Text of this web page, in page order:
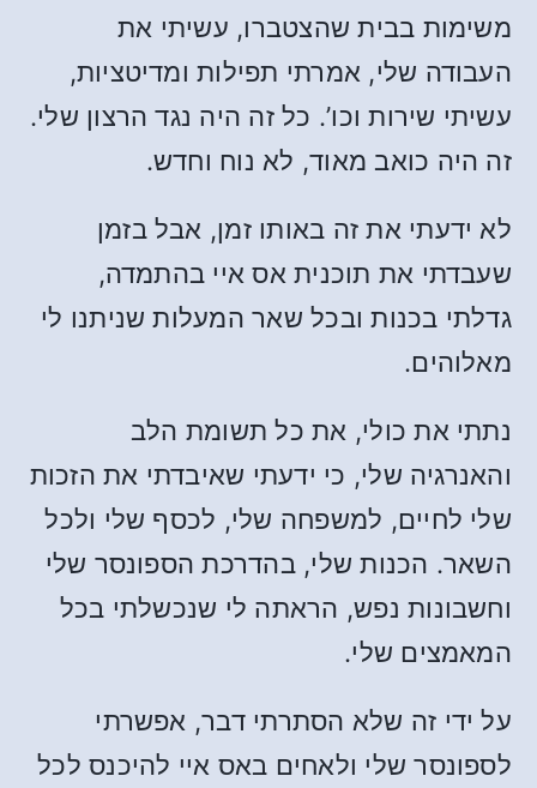
משימות בבית שהצטברו, עשיתי את
העבודה שלי, אמרתי תפילות ומדיטציות,
עשיתי שירות וכו’. כל זה היה נגד הרצון שלי.
זה היה כואב מאוד, לא נוח וחדש.
לא ידעתי את זה באותו זמן, אבל בזמן
שעבדתי את תוכנית אס איי בהתמדה,
גדלתי בכנות ובכל שאר המעלות שניתנו לי
מאלוהים.
נתתי את כולי, את כל תשומת הלב
והאנרגיה שלי, כי ידעתי שאיבדתי את הזכות
שלי לחיים, למשפחה שלי, לכסף שלי ולכל
השאר. הכנות שלי, בהדרכת הספונסר שלי
וחשבונות נפש, הראתה לי שנכשלתי בכל
המאמצים שלי.
על ידי זה שלא הסתרתי דבר, אפשרתי
לספונסר שלי ולאחים באס איי להיכנס לכל